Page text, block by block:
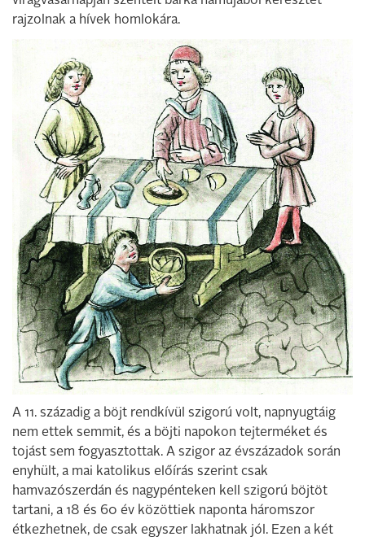
rajzolnak a hívek homlokára.
A 11. századig a böjt rendkívül szigorú volt, napnyugtáig
nem ettek semmit, és a böjti napokon tejterméket és
tojást sem fogyasztottak. A szigor az évszázadok során
enyhült, a mai katolikus előírás szerint csak
hamvazószerdán és nagypénteken kell szigorú böjtöt
tartani, a 18 és 60 év közöttiek naponta háromszor
étkezhetnek, de csak egyszer lakhatnak jól. Ezen a két